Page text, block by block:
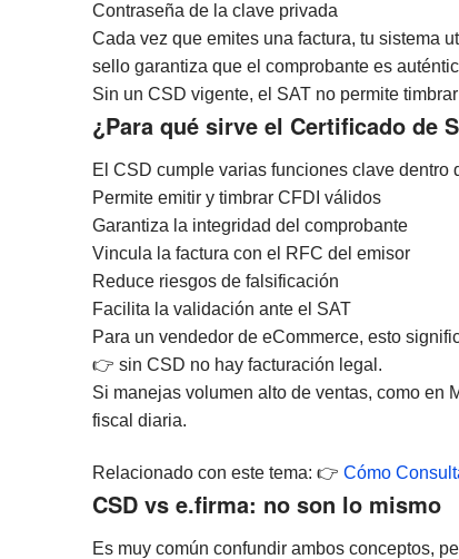
Contraseña de la clave privada
Cada vez que emites una factura, tu sistema
sello garantiza que el comprobante es
Sin un CSD vigente, el SAT no permite
¿Para qué sirve el Certificado de
El CSD cumple varias funciones clave dentro
Permite emitir y timbrar CFDI válidos
Garantiza la integridad del comprobante
Vincula la factura con el RFC del emisor
Reduce riesgos de falsificación
Facilita la validación ante el SAT
Para un vendedor de eCommerce, esto
👉 sin CSD no hay facturación legal.
Si manejas volumen alto de ventas, como en
fiscal diaria.
Relacionado con este tema: 👉 Cómo
CSD vs e.firma: no son lo mismo
Es muy común confundir ambos conceptos,